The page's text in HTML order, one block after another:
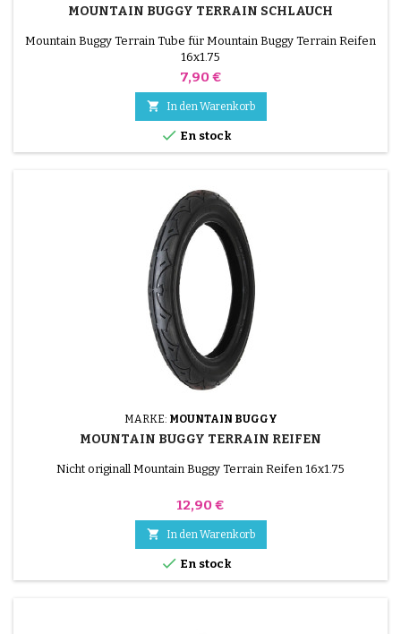
MOUNTAIN BUGGY TERRAIN SCHLAUCH
Mountain Buggy Terrain Tube für Mountain Buggy Terrain Reifen
16x1.75
Preis
7,90 €
 In den Warenkorb
 En stock
MARKE: MOUNTAIN BUGGY
MOUNTAIN BUGGY TERRAIN REIFEN
Nicht originall Mountain Buggy Terrain Reifen 16x1.75
Preis
12,90 €
 In den Warenkorb
 En stock